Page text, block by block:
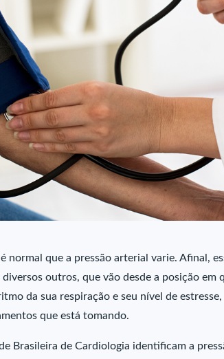
normal que a pressão arterial varie. Afinal,
outros, que vão desde a posição em
da sua respiração e seu nível de
que está tomando.
Brasileira de Cardiologia identificam a